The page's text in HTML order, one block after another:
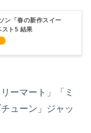
ン「春の新作スイー
スト5 結果
ーマート」「ミ
ューン」ジャッ